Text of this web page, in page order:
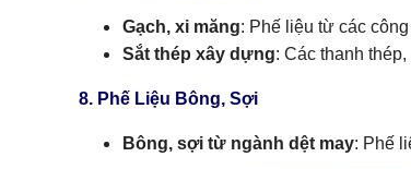
Gạch, xi măng: Phế liệu từ các
Sắt thép xây dựng: Các thanh
8. Phế Liệu Bông, Sợi
Bông, sợi từ ngành dệt may: Phế